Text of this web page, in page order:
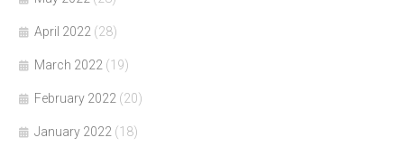
April 2022 (28)
March 2022 (19)
February 2022 (20)
January 2022 (18)